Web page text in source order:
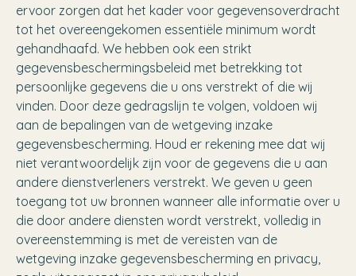
ervoor zorgen dat het kader voor gegevensoverdracht
tot het overeengekomen essentiële minimum wordt
gehandhaafd. We hebben ook een strikt
gegevensbeschermingsbeleid met betrekking tot
persoonlijke gegevens die u ons verstrekt of die wij
vinden. Door deze gedragslijn te volgen, voldoen wij
aan de bepalingen van de wetgeving inzake
gegevensbescherming. Houd er rekening mee dat wij
niet verantwoordelijk zijn voor de gegevens die u aan
andere dienstverleners verstrekt. We geven u geen
toegang tot uw bronnen wanneer alle informatie over u
die door andere diensten wordt verstrekt, volledig in
overeenstemming is met de vereisten van de
wetgeving inzake gegevensbescherming en privacy,